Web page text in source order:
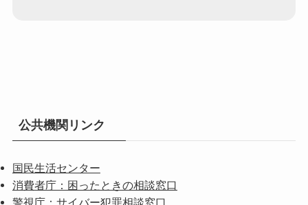
公共機関リンク
国民生活センター
消費者庁：困ったときの相談窓口
警視庁：サイバー犯罪相談窓口